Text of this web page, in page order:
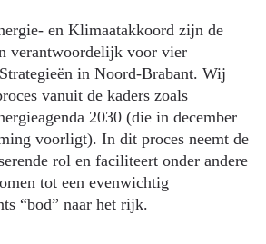
en Klimaatakkoord zijn de
verantwoordelijk voor vier
in Noord-Brabant. Wij
vanuit de kaders zoals
2030 (die in december
voorligt). In dit proces neemt de
rol en faciliteert onder andere
tot een evenwichtig
“bod” naar het rijk.